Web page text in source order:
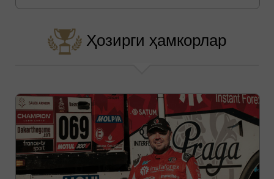
Ҳозирги ҳамкорлар